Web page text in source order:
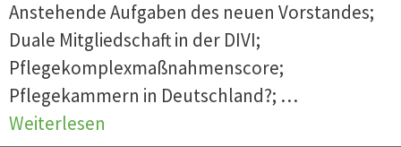
Anstehende Aufgaben des neuen Vorstandes;
Duale Mitgliedschaft in der DIVI;
Pflegekomplexmaßnahmenscore;
Pflegekammern in Deutschland?; …
Weiterlesen